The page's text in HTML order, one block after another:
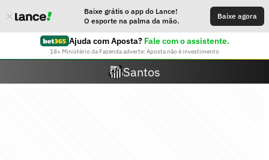
Baixe grátis o app do Lance!
O esporte na palma da mão.
Baixe agora
Ajuda com Aposta? Fale com o assistente.
18+ Ministério da Fazenda adverte: Aposta não é investimento
Santos